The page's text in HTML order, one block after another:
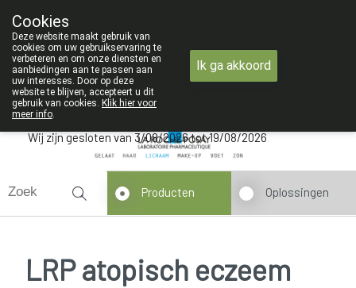
09 228 32 36
Wij zijn gesloten van 3/08/2026 tot 19/08/2026
Producten Oplossingen
LRP atopisch eczeem
Cookies
Deze website maakt gebruik van
cookies om uw gebruikservaring te
verbeteren en om onze diensten en
aanbiedingen aan te passen aan
uw interesses. Door op deze
website te blijven, accepteert u dit
gebruik van cookies. Klik hier voor
meer info.
Ik ga akkoord